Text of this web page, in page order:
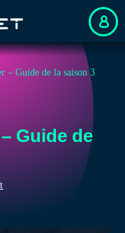
– Guide de la saison 3
Guide de